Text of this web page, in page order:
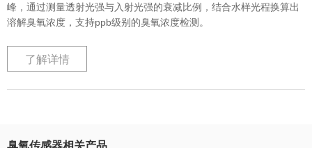
峰，通过测量透射光强与入射光强的衰减比例，结合水样光程换算出
溶解臭氧浓度，支持ppb级别的臭氧浓度检测。
了解详情
臭氧传感器相关产品